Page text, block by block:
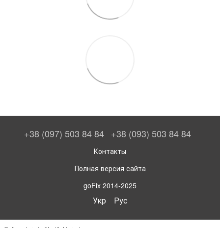
+38 (097) 503 84 84 +38 (093) 503 84 84
Контакты
Полная версия сайта
goFix 2014-2025
Укр Рус